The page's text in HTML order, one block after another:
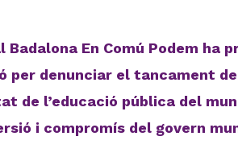
Badalona En Comú Podem ha
per denunciar el tancament
de l’educació pública del
i compromís del govern